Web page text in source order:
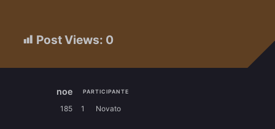
Post Views: 0
noe PARTICIPANTE
185 1 Novato